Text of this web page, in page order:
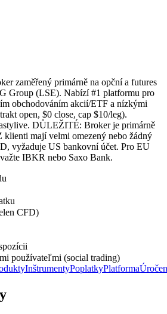
zaměřený primárně na opční a futures
Group (LSE). Nabízí #1 platformu pro
obchodováním akcií/ETF a nízkými
open, $0 close, cap $10/leg).
DŮLEŽITÉ: Broker je primárně
mají velmi omezený nebo žádný
vyžaduje US bankovní účet. Pro EU
IBKR nebo Saxo Bank.
CFD)
používateľmi (social trading)
InštrumentyPoplatkyPlatforma